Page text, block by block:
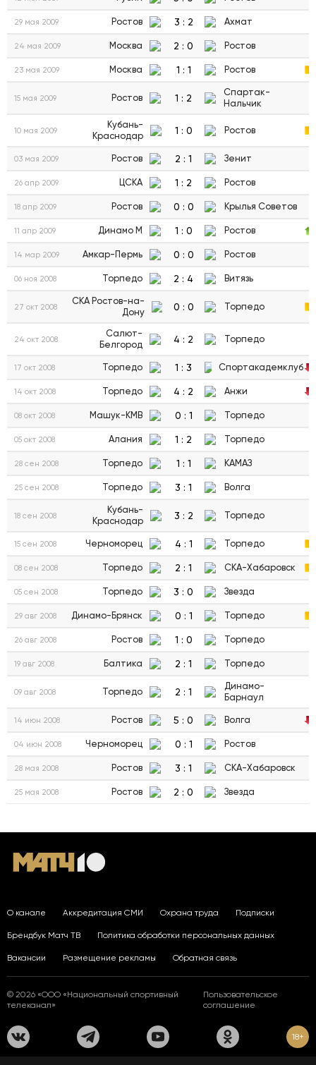
29 мая 2009 Ростов 3 : 2 Ахмат
24 мая 2009 Москва 2 : 0 Ростов
23 мая 2009 Москва 1 : 1 Ростов
15 мая 2009 Ростов 1 : 2
Спартак-
Нальчик
10 мая 2009
Кубань-
Краснодар
1 : 0 Ростов
03 мая 2009 Ростов 2 : 1 Зенит
26 апр 2009 ЦСКА 1 : 2 Ростов
18 апр 2009 Ростов 0 : 0 Крылья Советов
11 апр 2009 Динамо М 1 : 0 Ростов
14 мар 2009 Амкар-Пермь 0 : 0 Ростов
06 ноя 2008 Торпедо 2 : 4 Витязь
27 окт 2008
СКА Ростов-на-
Дону
0 : 0 Торпедо
24 окт 2008
Салют-
Белгород
4 : 2 Торпедо
17 окт 2008 Торпедо 1 : 3 Спортакадемклуб
14 окт 2008 Торпедо 4 : 2 Анжи
08 окт 2008 Машук-КМВ 0 : 1 Торпедо
05 окт 2008 Алания 1 : 2 Торпедо
28 сен 2008 Торпедо 1 : 1 КАМАЗ
25 сен 2008 Торпедо 3 : 1 Волга
18 сен 2008
Кубань-
Краснодар
3 : 2 Торпедо
15 сен 2008 Черноморец 4 : 1 Торпедо
08 сен 2008 Торпедо 2 : 1 СКА-Хабаровск
05 сен 2008 Торпедо 3 : 0 Звезда
29 авг 2008 Динамо-Брянск 0 : 1 Торпедо
26 авг 2008 Ростов 1 : 0 Торпедо
19 авг 2008 Балтика 2 : 1 Торпедо
09 авг 2008 Торпедо 2 : 1
Динамо-
Барнаул
14 июн 2008 Ростов 5 : 0 Волга
04 июн 2008 Черноморец 0 : 1 Ростов
28 мая 2008 Ростов 3 : 1 СКА-Хабаровск
25 мая 2008 Ростов 2 : 0 Звезда
О канале Аккредитация СМИ Охрана труда Подписки
Брендбук Матч ТВ Политика обработки персональных данных
Вакансии Размещение рекламы Обратная связь
© 2026 «ООО «Национальный спортивный
телеканал»
Пользовательское
соглашение
18+